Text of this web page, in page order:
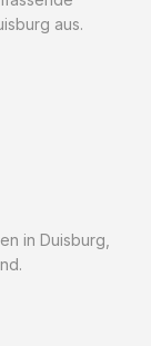
aus.
in Duisburg,